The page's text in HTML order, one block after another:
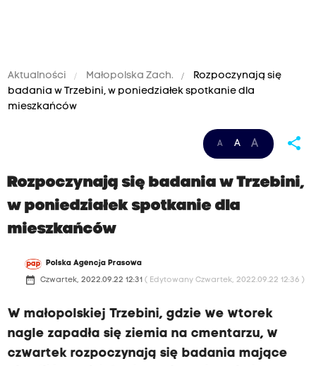
Aktualności Małopolska Zach.
Rozpoczynają się
badania w Trzebini, w poniedziałek spotkanie dla
mieszkańców
A A A share
Rozpoczynają się badania w Trzebini,
w poniedziałek spotkanie dla
mieszkańców
Polska Agencja Prasowa
date_range Czwartek, 2022.09.22 12:31 ( Edytowany Czwartek, 2022.09.22 12:36 )
W małopolskiej Trzebini, gdzie we wtorek
nagle zapadła się ziemia na cmentarzu, w
czwartek rozpoczynają się badania mające